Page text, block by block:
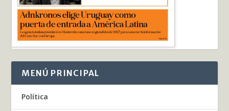
MENÚ PRINCIPAL
Política